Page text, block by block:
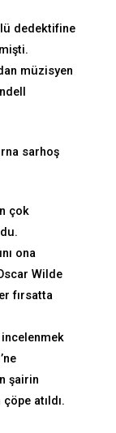
dedektifine
müzisyen
sarhoş
çok
ona
Wilde
fırsatta
şairin
atıldı.